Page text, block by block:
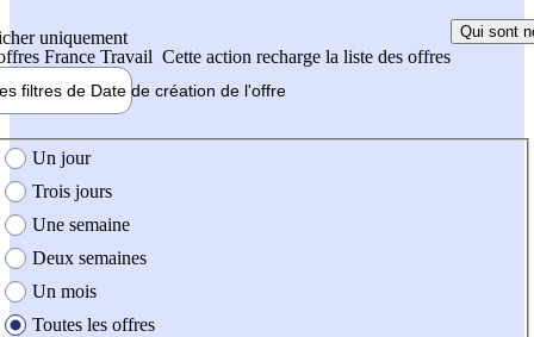
uniquement
France Travail Cette action recharge la liste des offres
Qui sont
filtres de Date de création de l'offre
création de l'offre
Un jour
Trois jours
Une semaine
Deux semaines
Un mois
Toutes les offres